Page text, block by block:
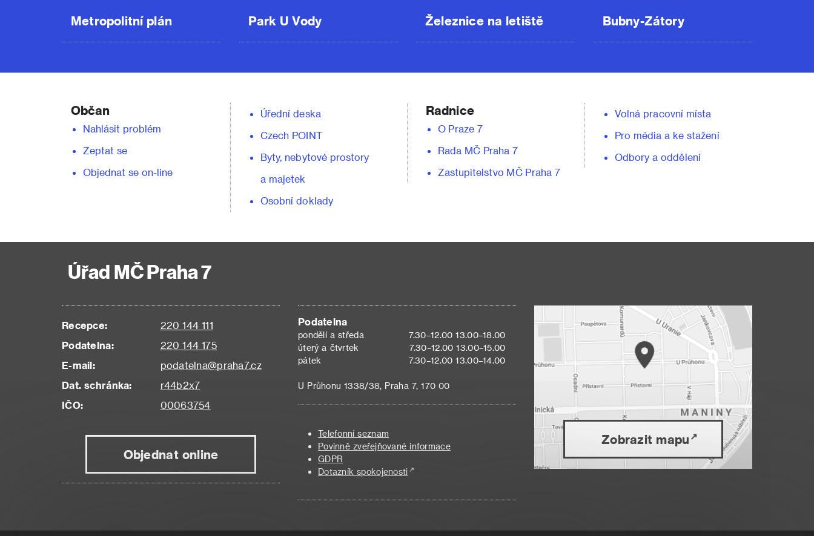
Metropolitní plán Park U Vody Železnice na letiště Bubny-Zátory
Občan
Nahlásit problém
Zeptat se
Objednat se on-line
Úřední deska
Czech POINT
Byty, nebytové prostory
a majetek
Osobní doklady
Radnice
O Praze 7
Rada MČ Praha 7
Zastupitelstvo MČ Praha 7
Volná pracovní místa
Pro média a ke stažení
Odbory a oddělení
Úřad MČ Praha 7
Recepce:
220 144 111
Podatelna:
220 144 175
E-mail:
podatelna@praha7.cz
Dat. schránka:
r44b2x7
IČO:
00063754
Objednat online
Podatelna
pondělí a středa
7.30–12.00 13.00–18.00
úterý a čtvrtek
7.30–12.00 13.00–15.00
pátek
7.30–12.00 13.00–14.00
U Průhonu 1338/38, Praha 7, 170 00
Telefonní seznam
Povinně zveřejňované informace
GDPR
Dotazník spokojenosti
Zobrazit mapu